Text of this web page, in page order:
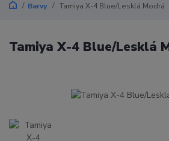
Barvy Tamiya X-4 Blue/Lesklá Modrá
Tamiya X-4 Blue/Lesklá